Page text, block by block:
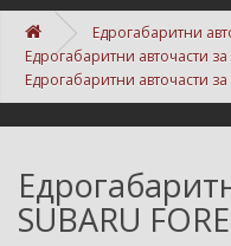
Едрогабаритни
Едрогабаритни авточасти за
Едрогабаритни авточасти за
SUBARU